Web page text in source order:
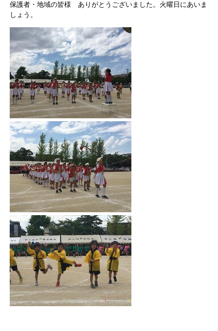
保護者・地域の皆様 ありがとうございました。火曜日にあいま
しょう。